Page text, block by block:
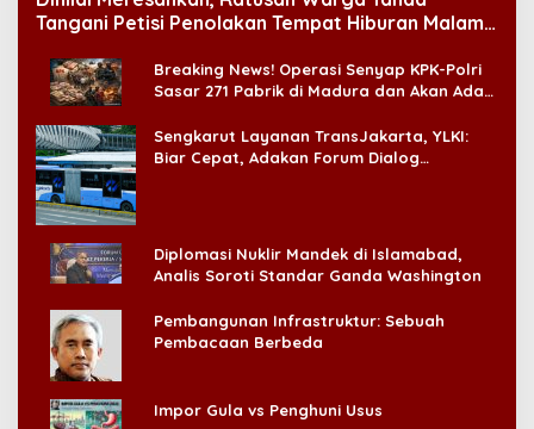
Tangani Petisi Penolakan Tempat Hiburan Malam
Breaking News! Operasi Senyap KPK-Polri
Sasar 271 Pabrik di Madura dan Akan Ada
Sengkarut Layanan TransJakarta, YLKI:
Biar Cepat, Adakan Forum Dialog
Diplomasi Nuklir Mandek di Islamabad,
Analis Soroti Standar Ganda Washington
Pembangunan Infrastruktur: Sebuah
Pembacaan Berbeda
Impor Gula vs Penghuni Usus